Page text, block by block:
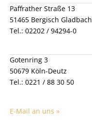
Kooperation
Karriere
Kundenempfehlungen
Paffrather Straße 13
51465 Bergisch Gladbach
Tel.: 02202 / 94294-0
Gotenring 3
50679 Köln-Deutz
Tel.: 0221 / 88 30 50
E-Mail an uns »